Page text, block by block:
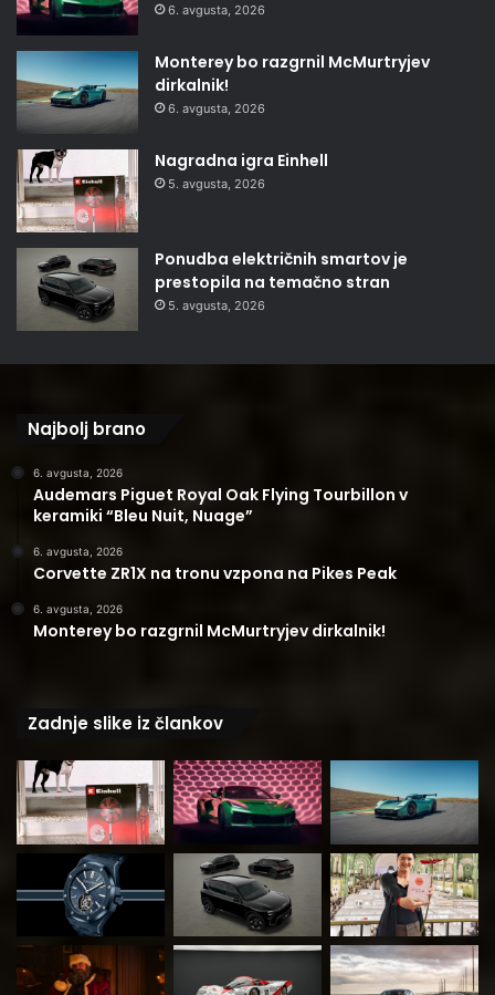
6. avgusta, 2026
Monterey bo razgrnil McMurtryjev
dirkalnik!
6. avgusta, 2026
Nagradna igra Einhell
5. avgusta, 2026
Ponudba električnih smartov je
prestopila na temačno stran
5. avgusta, 2026
Najbolj brano
6. avgusta, 2026
Audemars Piguet Royal Oak Flying Tourbillon v
keramiki “Bleu Nuit, Nuage”
6. avgusta, 2026
Corvette ZR1X na tronu vzpona na Pikes Peak
6. avgusta, 2026
Monterey bo razgrnil McMurtryjev dirkalnik!
Zadnje slike iz člankov